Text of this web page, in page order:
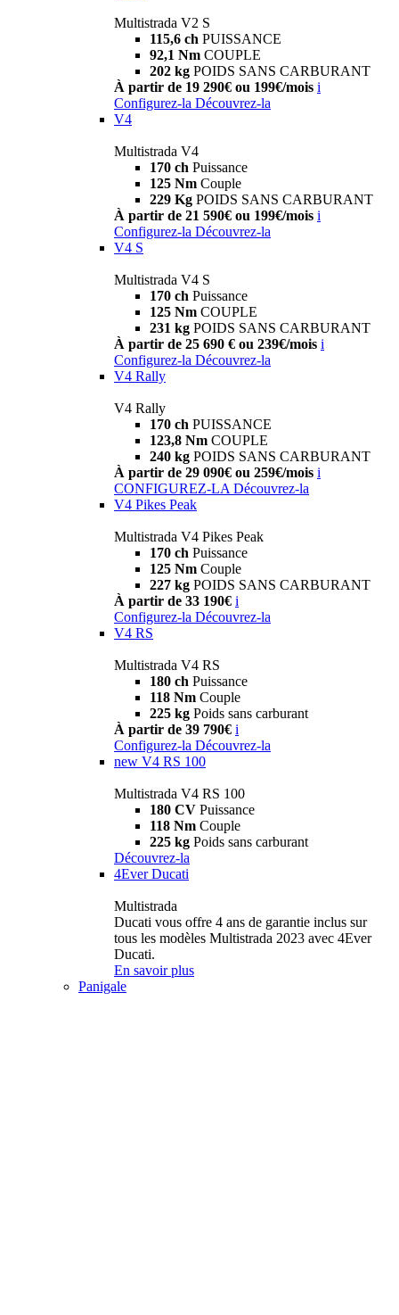
Multistrada V2 S
115,6 ch PUISSANCE
92,1 Nm COUPLE
202 kg POIDS SANS CARBURANT
À partir de 19 290€ ou 199€/mois i
Configurez-la Découvrez-la
V4
Multistrada V4
170 ch Puissance
125 Nm Couple
229 Kg POIDS SANS CARBURANT
À partir de 21 590€ ou 199€/mois i
Configurez-la Découvrez-la
V4 S
Multistrada V4 S
170 ch Puissance
125 Nm COUPLE
231 kg POIDS SANS CARBURANT
À partir de 25 690 € ou 239€/mois i
Configurez-la Découvrez-la
V4 Rally
V4 Rally
170 ch PUISSANCE
123,8 Nm COUPLE
240 kg POIDS SANS CARBURANT
À partir de 29 090€ ou 259€/mois i
CONFIGUREZ-LA Découvrez-la
V4 Pikes Peak
Multistrada V4 Pikes Peak
170 ch Puissance
125 Nm Couple
227 kg POIDS SANS CARBURANT
À partir de 33 190€ i
Configurez-la Découvrez-la
V4 RS
Multistrada V4 RS
180 ch Puissance
118 Nm Couple
225 kg Poids sans carburant
À partir de 39 790€ i
Configurez-la Découvrez-la
new V4 RS 100
Multistrada V4 RS 100
180 CV Puissance
118 Nm Couple
225 kg Poids sans carburant
Découvrez-la
4Ever Ducati
Multistrada
Ducati vous offre 4 ans de garantie inclus sur
tous les modèles Multistrada 2023 avec 4Ever
Ducati.
En savoir plus
Panigale